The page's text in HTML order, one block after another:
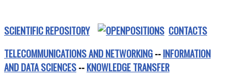
SCIENTIFIC REPOSITORY
CONTACTS
TELECOMMUNICATIONS AND NETWORKING--INFORMATION
AND DATA SCIENCES--KNOWLEDGE TRANSFER